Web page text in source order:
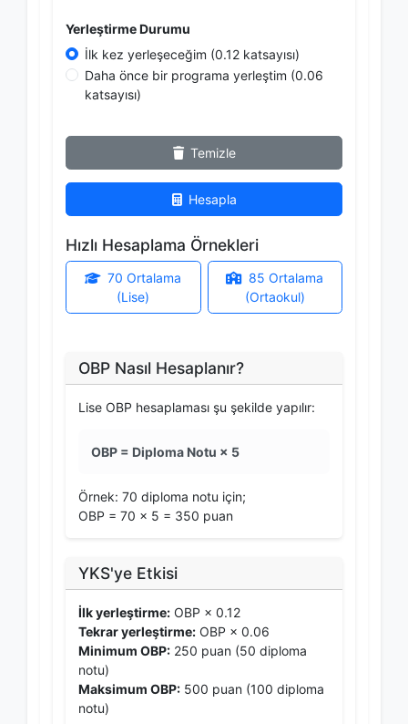
Yerleştirme Durumu
İlk kez yerleşeceğim (0.12 katsayısı)
Daha önce bir programa yerleştim (0.06
katsayısı)
Temizle
Hesapla
Hızlı Hesaplama Örnekleri
70 Ortalama
(Lise)
85 Ortalama
(Ortaokul)
OBP Nasıl Hesaplanır?
Lise OBP hesaplaması şu şekilde yapılır:
OBP = Diploma Notu × 5
Örnek: 70 diploma notu için;
OBP = 70 × 5 = 350 puan
YKS'ye Etkisi
İlk yerleştirme: OBP × 0.12
Tekrar yerleştirme: OBP × 0.06
Minimum OBP: 250 puan (50 diploma
notu)
Maksimum OBP: 500 puan (100 diploma
notu)